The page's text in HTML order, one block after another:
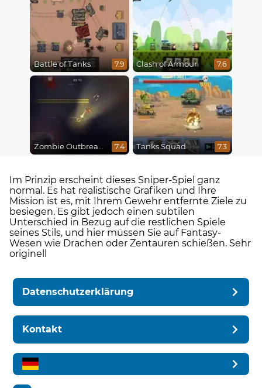
Battle of Tanks 7.9 Clash of Armour 7.6
Zombie Outbreak Arena 7.4 Tanks Squad 7.3
Im Prinzip erscheint dieses Sniper-Spiel ganz
normal. Es hat realistische Grafiken und Ihre
Mission ist es, mit Ihrem Gewehr entfernte Ziele zu
besiegen. Es gibt jedoch einen subtilen
Unterschied in Bezug auf die restlichen Spiele
seines Stils, und hier müssen Sie auf Fantasy-
Wesen wie Drachen oder Zentauren schießen. Sehr
originell
Datenschutzerklärung
Kontakt